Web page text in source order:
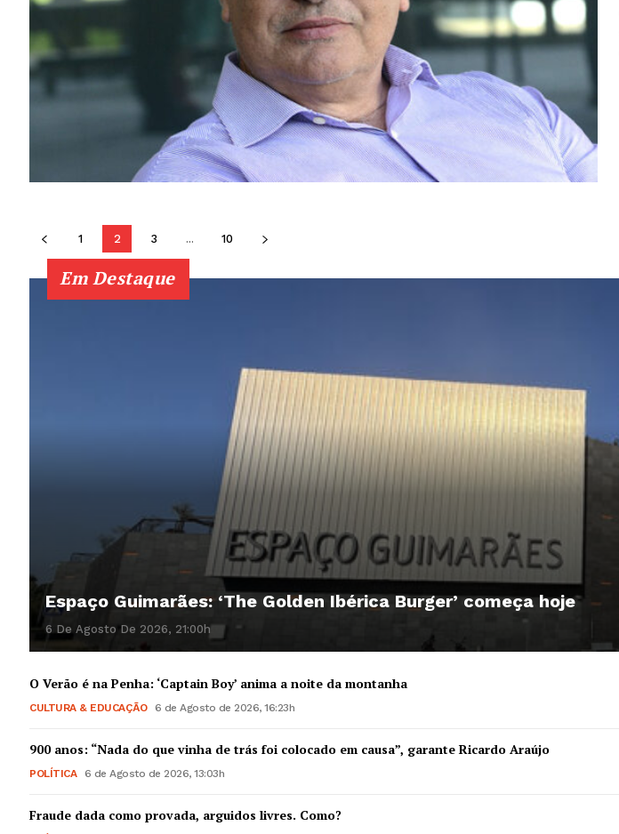
1 2 3 ... 10
Em Destaque
Espaço Guimarães: ‘The Golden Ibérica Burger’ começa hoje
6 De Agosto De 2026, 21:00h
O Verão é na Penha: ‘Captain Boy’ anima a noite da montanha
CULTURA & EDUCAÇÃO 6 de Agosto de 2026, 16:23h
900 anos: “Nada do que vinha de trás foi colocado em causa”, garante Ricardo Araújo
POLÍTICA 6 de Agosto de 2026, 13:03h
Fraude dada como provada, arguidos livres. Como?